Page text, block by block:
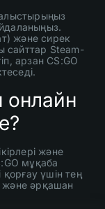
және сирек
сайттар Steam-
арзан CS:GO
онлайн
және
мұқаба
қорғау үшін тең
және әрқашан